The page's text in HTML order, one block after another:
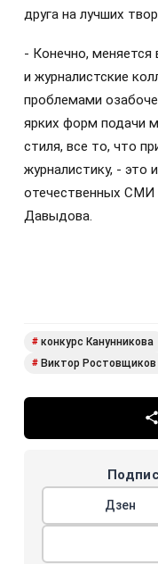
друга на лучших
- Конечно, меняется
и журналистские
проблемами
ярких форм подачи
стиля, все то, что
журналистику, - это
отечественных СМИ
Давыдова.
# конкурс Канунникова
# Виктор Ростовщиков
Дзен